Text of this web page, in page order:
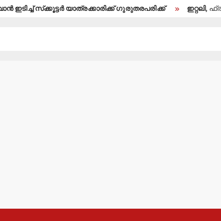
സ്‌ക്കൂട്ടര്‍ യാത്രക്കാരിക്ക് ഗുരുതരപരിക്ക് ഇറ്റലി, ഫ്രാന്‍സ്